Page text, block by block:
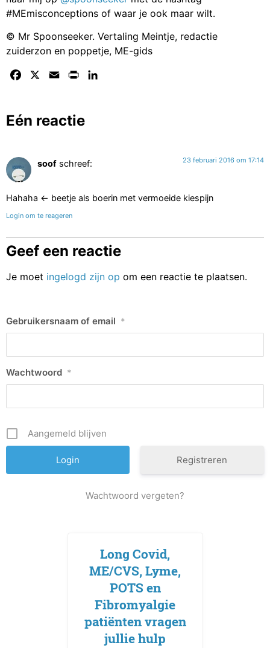
#MEmisconceptions of waar je ook maar wilt.
© Mr Spoonseeker. Vertaling Meintje, redactie
zuiderzon en poppetje, ME-gids
Facebook Email Print
Eén reactie
soof schreef: 23 februari 2016 om 17:14
Hahaha <- beetje als boerin met vermoeide kiespijn
Login om te reageren
Geef een reactie
Je moet ingelogd zijn op om een reactie te plaatsen.
Gebruikersnaam of email *
Wachtwoord *
Aangemeld blijven
Registreren
Wachtwoord vergeten?
Long Covid,
ME/CVS, Lyme,
POTS en
Fibromyalgie
patiënten vragen
jullie hulp